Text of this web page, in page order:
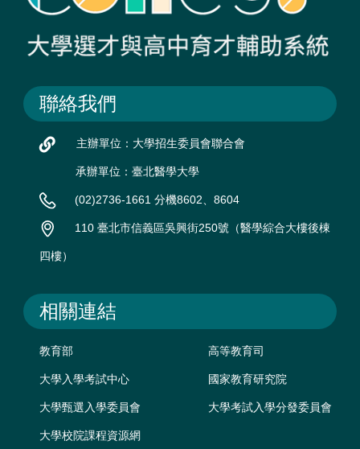
聯絡我們
主辦單位：大學招生委員會聯合會
承辦單位：臺北醫學大學
(02)2736-1661 分機8602、8604
110 臺北市信義區吳興街250號（醫學綜合大樓後棟
四樓）
相關連結
教育部 高等教育司
大學入學考試中心 國家教育研究院
大學甄選入學委員會 大學考試入學分發委員會
大學校院課程資源網